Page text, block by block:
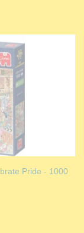
Pride - 1000